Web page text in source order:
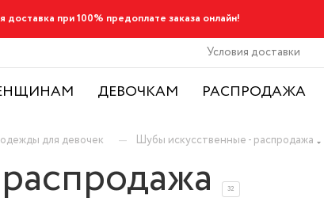
доставка при 100% предоплате заказа онлайн!
Условия доставки
ДЕВОЧКАМ РАСПРОДАЖА
для девочек — Шубы искусственные - распродажа
32